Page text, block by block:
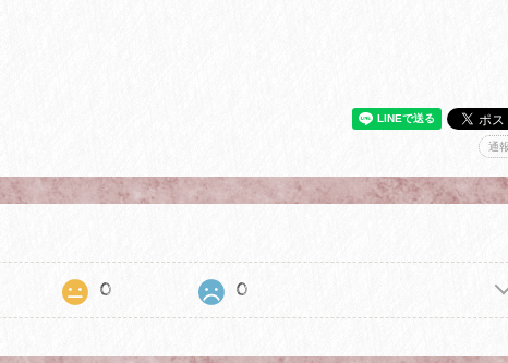
通
0 0